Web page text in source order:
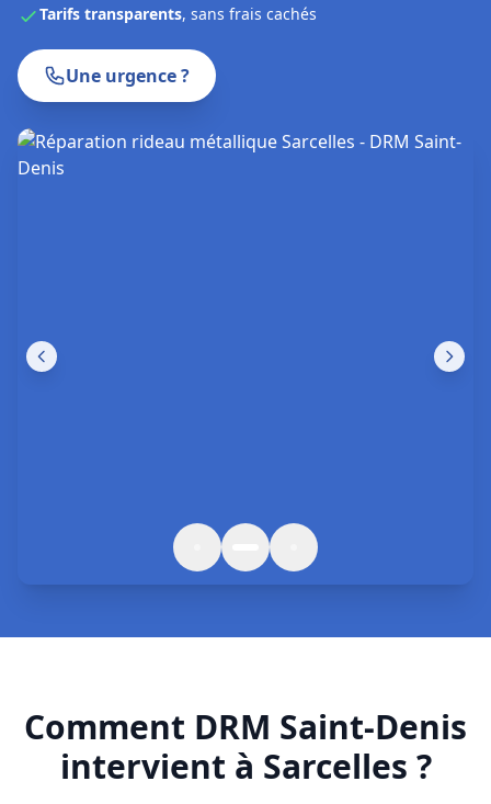
Tarifs transparents, sans frais cachés
Une urgence ?
Comment DRM Saint-Denis
intervient à Sarcelles ?